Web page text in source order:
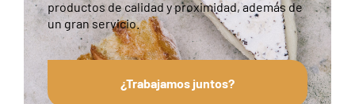
productos de calidad y proximidad, además de
un gran servicio.
¿Trabajamos juntos?